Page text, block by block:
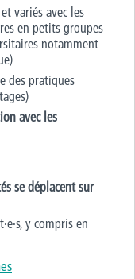
variés avec les
en petits groupes
notamment
des pratiques
avec les
se déplacent sur
y compris en